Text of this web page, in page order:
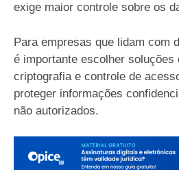
exige maior controle sobre os
Para empresas que lidam com
é importante escolher soluções
criptografia e controle de
proteger informações
não autorizados.